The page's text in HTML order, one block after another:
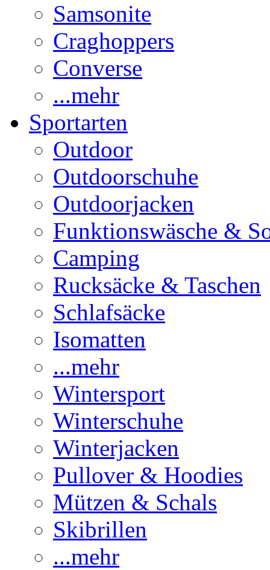
Samsonite
Craghoppers
Converse
...mehr
Sportarten
Outdoor
Outdoorschuhe
Outdoorjacken
Funktionswäsche &
Camping
Rucksäcke & Taschen
Schlafsäcke
Isomatten
...mehr
Wintersport
Winterschuhe
Winterjacken
Pullover & Hoodies
Mützen & Schals
Skibrillen
...mehr